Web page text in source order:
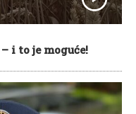
i to je moguće!